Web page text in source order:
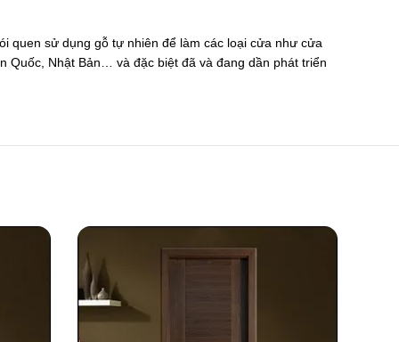
quen sử dụng gỗ tự nhiên để làm các loại cửa như cửa
Quốc, Nhật Bản… và đặc biệt đã và đang dần phát triển